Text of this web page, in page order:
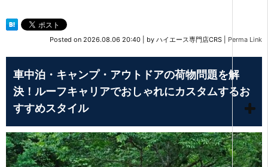
Posted on 2026.08.06 20:40 by ハイエース専門店CRS Perma Link
車中泊・キャンプ・アウトドアの荷物問題を解
決！ルーフキャリアでおしゃれにカスタムするお
すすめスタイル